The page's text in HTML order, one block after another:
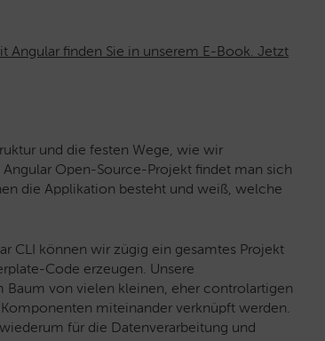
Angular finden Sie in unserem E-Book. Jetzt
und die festen Wege, wie wir
Open-Source-Projekt findet man sich
die Applikation besteht und weiß, welche
CLI können wir zügig ein gesamtes Projekt
Code erzeugen. Unsere
von vielen kleinen, eher controlartigen
miteinander verknüpft werden.
für die Datenverarbeitung und